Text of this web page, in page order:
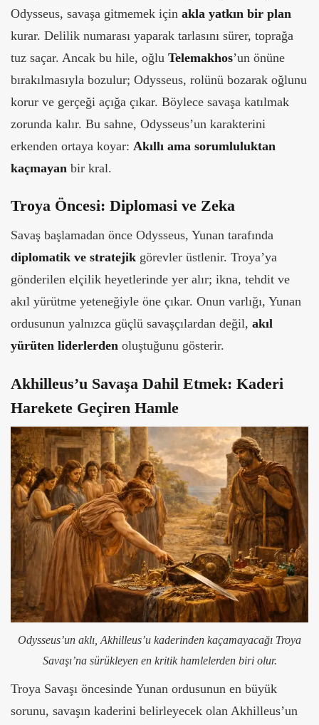
Odysseus, savaşa gitmemek için akla yatkın bir plan
kurar. Delilik numarası yaparak tarlasını sürer, toprağa
tuz saçar. Ancak bu hile, oğlu Telemakhos’un önüne
bırakılmasıyla bozulur; Odysseus, rolünü bozarak oğlunu
korur ve gerçeği açığa çıkar. Böylece savaşa katılmak
zorunda kalır. Bu sahne, Odysseus’un karakterini
erkenden ortaya koyar: Akıllı ama sorumluluktan
kaçmayan bir kral.
Troya Öncesi: Diplomasi ve Zeka
Savaş başlamadan önce Odysseus, Yunan tarafında
diplomatik ve stratejik görevler üstlenir. Troya’ya
gönderilen elçilik heyetlerinde yer alır; ikna, tehdit ve
akıl yürütme yeteneğiyle öne çıkar. Onun varlığı, Yunan
ordusunun yalnızca güçlü savaşçılardan değil, akıl
yürüten liderlerden oluştuğunu gösterir.
Akhilleus’u Savaşa Dahil Etmek: Kaderi
Harekete Geçiren Hamle
Odysseus’un aklı, Akhilleus’u kaderinden kaçamayacağı Troya
Savaşı’na sürükleyen en kritik hamlelerden biri olur.
Troya Savaşı öncesinde Yunan ordusunun en büyük
sorunu, savaşın kaderini belirleyecek olan Akhilleus’un